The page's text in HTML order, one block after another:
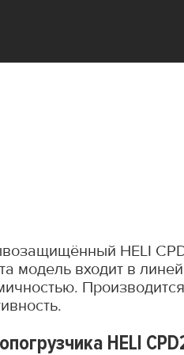
HELI
модель входит в
HELI